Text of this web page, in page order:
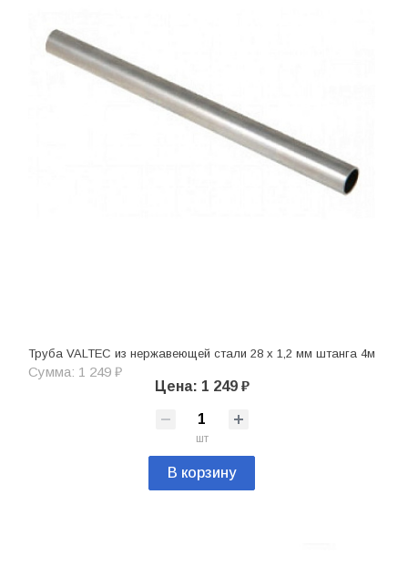
Труба VALTEC из нержавеющей стали 28 х 1,2 мм штанга 4м
Сумма: 1 249 ₽
Цена: 1 249 ₽
шт
В корзину